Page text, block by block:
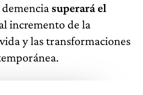
superará el
incremento de la
y las transformaciones